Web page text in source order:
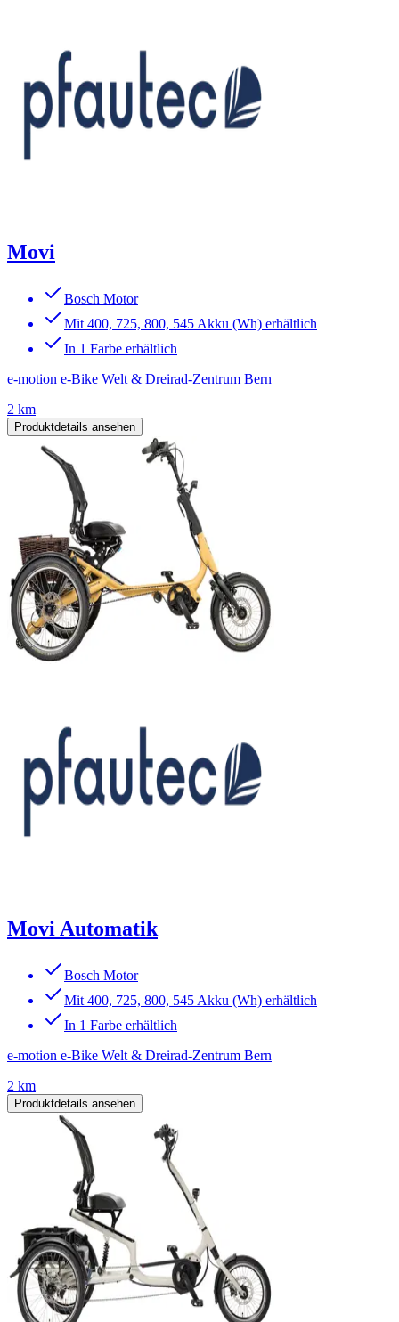
Movi
Bosch Motor
Mit 400, 725, 800, 545 Akku (Wh) erhältlich
In 1 Farbe erhältlich
e-motion e-Bike Welt & Dreirad-Zentrum Bern
2 km
Produktdetails ansehen
Movi Automatik
Bosch Motor
Mit 400, 725, 800, 545 Akku (Wh) erhältlich
In 1 Farbe erhältlich
e-motion e-Bike Welt & Dreirad-Zentrum Bern
2 km
Produktdetails ansehen